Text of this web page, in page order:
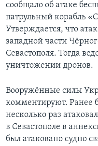
сообщало об атаке
патрульный корабль
Утверждается, что
западной части
Севастополя. Тогда
уничтожении дронов.
Вооружённые силы
комментируют. Ранее
несколько раз
в Севастополе в
был атаковано судно